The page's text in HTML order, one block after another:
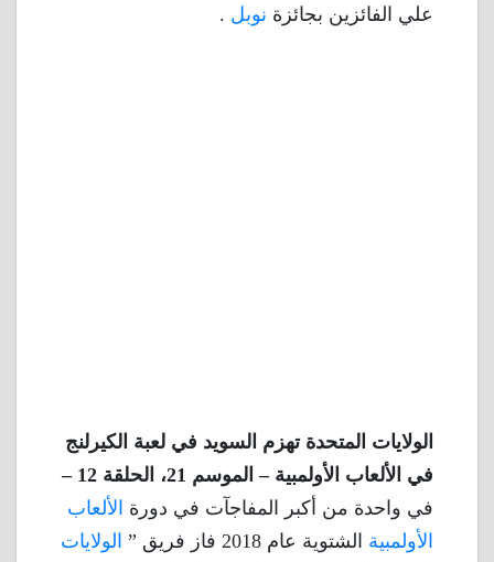
علي الفائزين بجائزة نوبل .
الولايات المتحدة تهزم السويد في لعبة الكيرلنج
في الألعاب الأولمبية – الموسم 21، الحلقة 12 –
في واحدة من أكبر المفاجآت في دورة الألعاب
الأولمبية الشتوية عام 2018 فاز فريق ”
الولايات